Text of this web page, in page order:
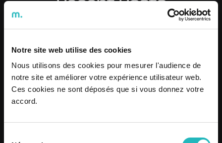
Notre site web utilise des cookies
Nous utilisons des cookies pour mesurer l'audience de
notre site et améliorer votre expérience utilisateur web.
Ces cookies ne sont déposés que si vous donnez votre
accord.